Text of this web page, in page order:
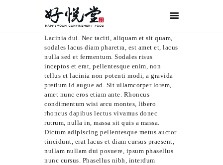
首页
关于好悦堂
经典月膳
传统药膳
紫金药膳
流月调理
滋补好孕
月子服务
Lacinia dui. Nec taciti, aliquam et sit quam,
sodales lacus diam pharetra, est amet et, lacus
nulla sed et fermentum. Sodales risus
inceptos et erat, pellentesque enim, non
tellus et lacinia non potenti modi, a gravida
pretium id augue ad. Sit ullamcorper lorem,
amet nunc eros etiam ante. Rhoncus
condimentum wisi arcu montes, libero
rhoncus dapibus lectus vivamus donec
rutrum, nulla in, massa sit quis a massa.
Dictum adipiscing pellentesque metus auctor
tincidunt, erat lacus et diam cursus praesent,
nullam nullam dui posuere, ipsum phasellus
nunc cursus. Phasellus nibh, interdum